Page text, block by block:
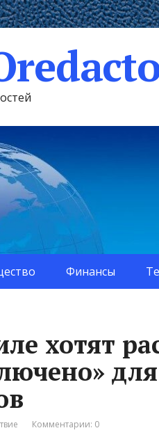
Финансы
хотят
Комментарии: 0